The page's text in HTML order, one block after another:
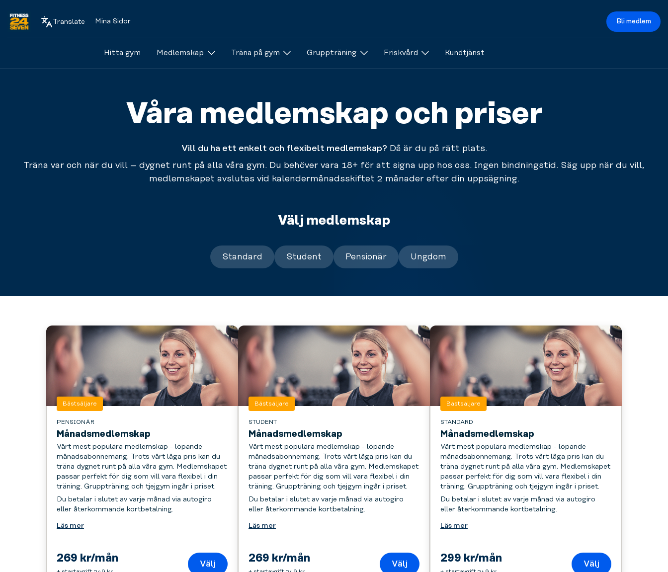
Logo
Bli medlem
Translate Mina Sidor
Hitta gym Medlemskap Träna på gym Gruppträning Friskvård Kundtjänst
Våra medlemskap och priser
Vill du ha ett enkelt och flexibelt medlemskap? Då är du på rätt plats.
Träna var och när du vill – dygnet runt på alla våra gym. Du behöver vara 18+ för att signa upp hos oss. Ingen bindningstid. Säg upp när du vill,
medlemskapet avslutas vid kalendermånadsskiftet 2 månader efter din uppsägning.
Välj medlemskap
Standard Student Pensionär Ungdom
PENSIONÄR
Månadsmedlemskap
Vårt mest populära medlemskap - löpande
månadsabonnemang. Trots vårt låga pris kan du
träna dygnet runt på alla våra gym. Medlemskapet
passar perfekt för dig som vill vara flexibel i din
träning. Gruppträning och tjejgym ingår i priset.
Du betalar i slutet av varje månad via autogiro
eller återkommande kortbetalning.
Läs mer
Bästsäljare
269 kr/mån Välj
STUDENT
Månadsmedlemskap
Vårt mest populära medlemskap - löpande
månadsabonnemang. Trots vårt låga pris kan du
träna dygnet runt på alla våra gym. Medlemskapet
passar perfekt för dig som vill vara flexibel i din
träning. Gruppträning och tjejgym ingår i priset.
Du betalar i slutet av varje månad via autogiro
eller återkommande kortbetalning.
Läs mer
Bästsäljare
269 kr/mån Välj
STANDARD
Månadsmedlemskap
Vårt mest populära medlemskap - löpande
månadsabonnemang. Trots vårt låga pris kan du
träna dygnet runt på alla våra gym. Medlemskapet
passar perfekt för dig som vill vara flexibel i din
träning. Gruppträning och tjejgym ingår i priset.
Du betalar i slutet av varje månad via autogiro
eller återkommande kortbetalning.
Läs mer
Bästsäljare
299 kr/mån Välj